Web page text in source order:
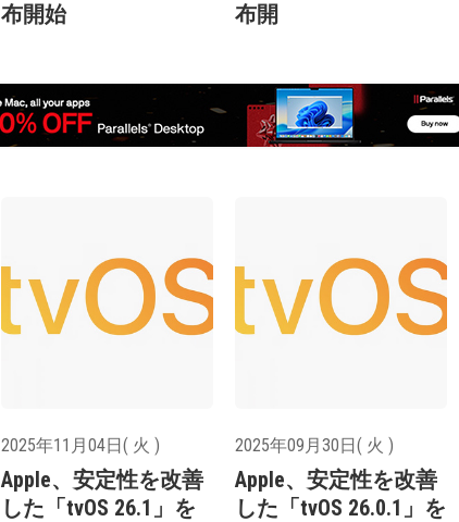
布開始
布開
2025年11月04日( 火 )
Apple、安定性を改善
した「tvOS 26.1」を
2025年09月30日( 火 )
Apple、安定性を改善
した「tvOS 26.0.1」を